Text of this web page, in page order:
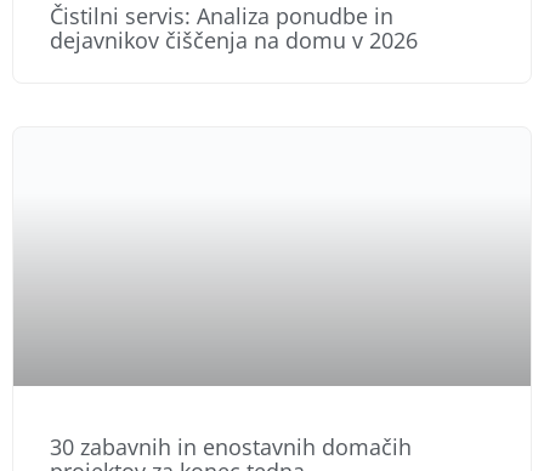
Čistilni servis: Analiza ponudbe in
dejavnikov čiščenja na domu v 2026
30 zabavnih in enostavnih domačih